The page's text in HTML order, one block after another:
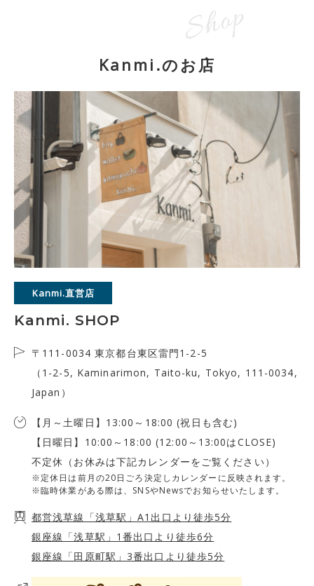
Kanmi.のお店
Kanmi.直営店
Kanmi. SHOP
〒111-0034 東京都台東区雷門1-2-5
（1-2-5, Kaminarimon, Taito-ku, Tokyo, 111-0034,
Japan）
【月～土曜日】13:00～18:00 (祝日も含む)
【日曜日】10:00～18:00 (12:00～13:00はCLOSE)
不定休（お休みは下記カレンダーをご覧ください）
※定休日は前月の20日ごろ決定しカレンダーに反映されます。
※臨時休業がある際は、SNSやNewsでお知らせいたします。
都営浅草線「浅草駅」A1出口より徒歩5分
銀座線「浅草駅」1番出口より徒歩6分
銀座線「田原町駅」3番出口より徒歩5分